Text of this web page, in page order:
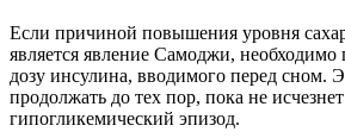
Если причиной повышения уровня
является явление Самоджи, необходимо
дозу инсулина, вводимого перед сном.
продолжать до тех пор, пока не
гипогликемический эпизод.